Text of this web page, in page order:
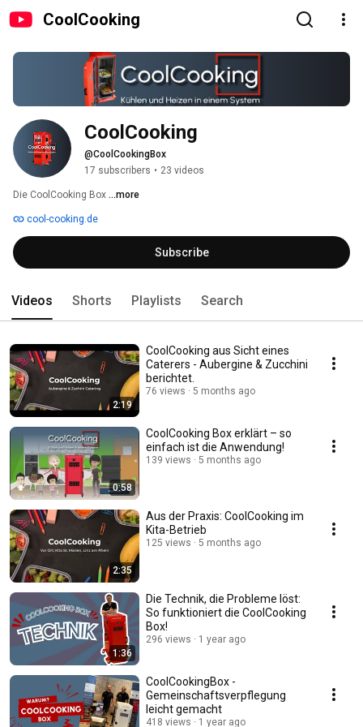
CoolCooking
CoolCooking
@CoolCookingBox
17 subscribers • 23 videos
Die CoolCooking Box ...more
cool-cooking.de
Subscribe
Videos Shorts Playlists Search
2:19
CoolCooking aus Sicht eines
Caterers - Aubergine & Zucchini
berichtet.
76 views 5 months ago
0:58
CoolCooking Box erklärt – so
einfach ist die Anwendung!
139 views 5 months ago
2:35
Aus der Praxis: CoolCooking im
Kita-Betrieb
125 views 5 months ago
1:36
Die Technik, die Probleme löst:
So funktioniert die CoolCooking
Box!
296 views 1 year ago
CoolCookingBox -
Gemeinschaftsverpflegung
leicht gemacht
418 views 1 year ago